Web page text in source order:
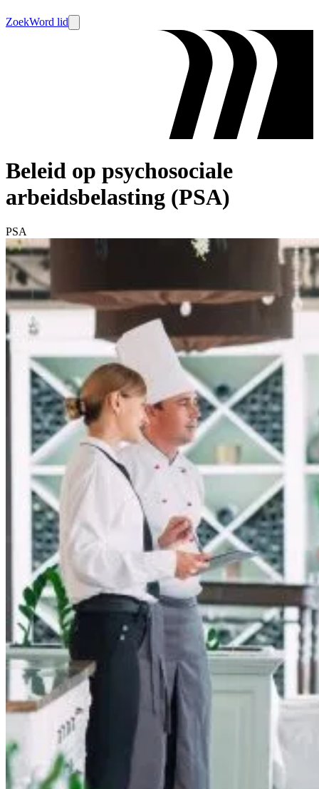
ZoekWord lid
Beleid op psychosociale
arbeidsbelasting (PSA)
PSA